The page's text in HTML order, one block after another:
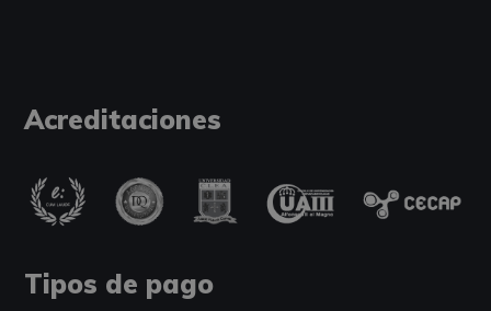
Acreditaciones
Tipos de pago